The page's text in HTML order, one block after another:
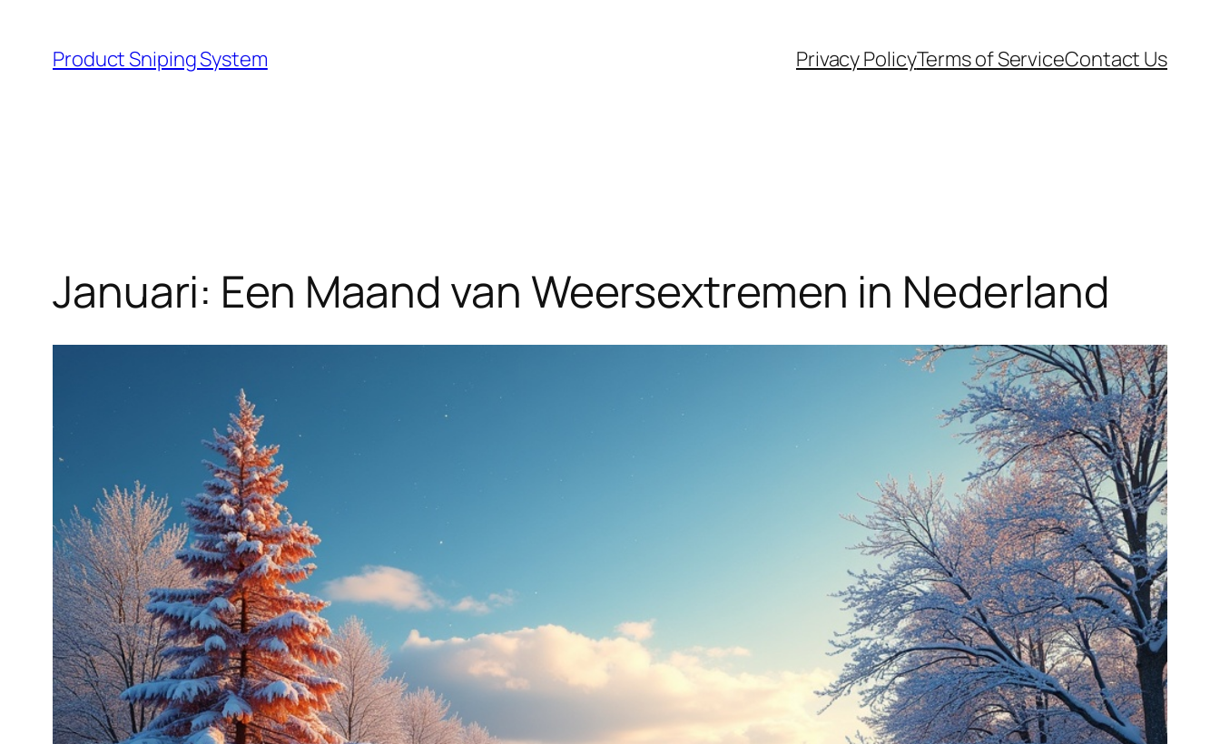
content
Product Sniping System Privacy PolicyTerms of ServiceContact Us
Januari: Een Maand van Weersextremen in Nederland